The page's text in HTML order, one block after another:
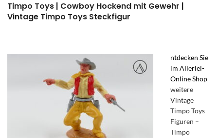
Timpo Toys | Cowboy Hockend mit Gewehr |
Vintage Timpo Toys Steckfigur
ntdecken Sie
im Allerlei-
Online Shop
weitere
Vintage
Timpo Toys
Figuren –
Timpo